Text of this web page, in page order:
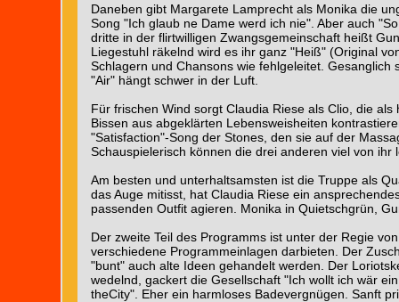
Daneben gibt Margarete Lamprecht als Monika die
Song "Ich glaub ne Dame werd ich nie". Aber auch
dritte in der flirtwilligen Zwangsgemeinschaft heißt
Liegestuhl räkelnd wird es ihr ganz "Heiß" (Original
Schlagern und Chansons wie fehlgeleitet.
"Air" hängt schwer in der Luft.
Für frischen Wind sorgt Claudia Riese als Clio, die
Bissen aus abgeklärten Lebensweisheiten
"Satisfaction"-Song der Stones, den sie auf der
Schauspielerisch können die drei anderen viel von
Am besten und unterhaltsamsten ist die Truppe als
das Auge mitisst, hat Claudia Riese ein
passenden Outfit agieren. Monika in Quietschgrün,
Der zweite Teil des Programms ist unter der Regie
verschiedene Programmeinlagen darbieten. Der
"bunt" auch alte Ideen gehandelt werden. Der
wedelnd, gackert die Gesellschaft "Ich wollt ich wär
theCity". Eher ein harmloses Badevergnügen. Sanft